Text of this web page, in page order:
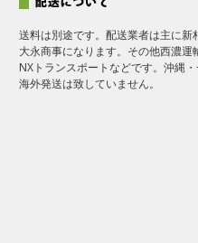
送料は別途です。配送業者は主に
大永商事になります。その他西濃
NXトランスポートなどです。沖縄
海外発送は致していません。